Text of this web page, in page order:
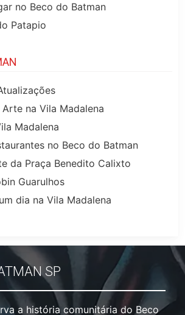
no Beco do Batman
Patapio
Arte na Vila Madalena
Madalena
no Beco do Batman
da Praça Benedito Calixto
Guarulhos
dia na Vila Madalena
SP
a história comunitária do Beco